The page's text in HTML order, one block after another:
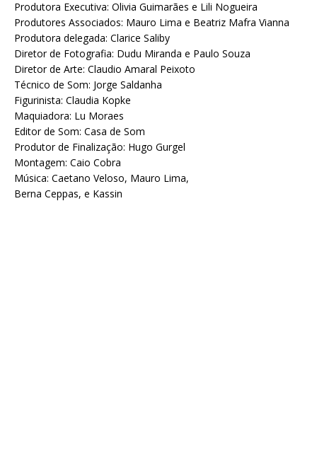
Produtora Executiva: Olivia Guimarães e Lili Nogueira
Produtores Associados: Mauro Lima e Beatriz Mafra Vianna
Produtora delegada: Clarice Saliby
Diretor de Fotografia: Dudu Miranda e Paulo Souza
Diretor de Arte: Claudio Amaral Peixoto
Técnico de Som: Jorge Saldanha
Figurinista: Claudia Kopke
Maquiadora: Lu Moraes
Editor de Som: Casa de Som
Produtor de Finalização: Hugo Gurgel
Montagem: Caio Cobra
Música: Caetano Veloso, Mauro Lima,
Berna Ceppas, e Kassin